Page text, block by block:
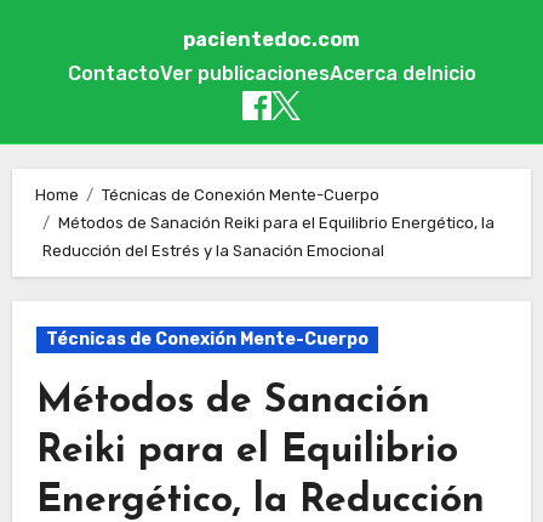
pacientedoc.com
ContactoVer publicacionesAcerca de Inicio
Home
Técnicas de Conexión Mente-Cuerpo
Métodos de Sanación Reiki para el Equilibrio Energético, la
Reducción del Estrés y la Sanación Emocional
Técnicas de Conexión Mente-Cuerpo
Métodos de Sanación
Reiki para el Equilibrio
Energético, la Reducción